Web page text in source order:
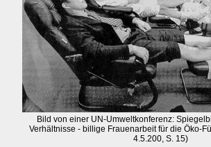
Bild von einer UN-Umweltkonferenz:
Verhältnisse - billige Frauenarbeit für die Öko-
4.5.200, S. 15)